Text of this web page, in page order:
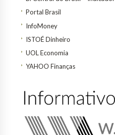
Portal Brasil
InfoMoney
ISTOÉ Dinheiro
UOL Economia
YAHOO Finanças